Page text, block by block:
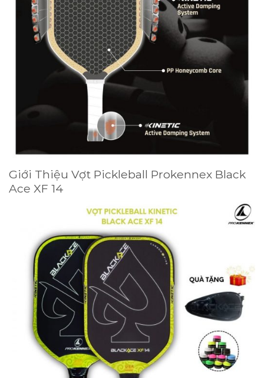
Giới Thiệu Vợt Pickleball Prokennex Black
Ace XF 14